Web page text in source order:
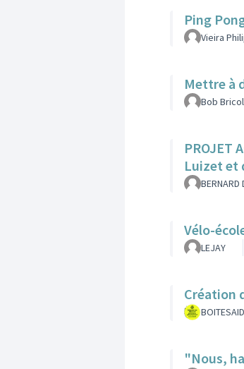
Ping
Vieira
Mettre à
Bob
PROJET
Luizet et
Vélo-
LEJAY
Création
"Nous,